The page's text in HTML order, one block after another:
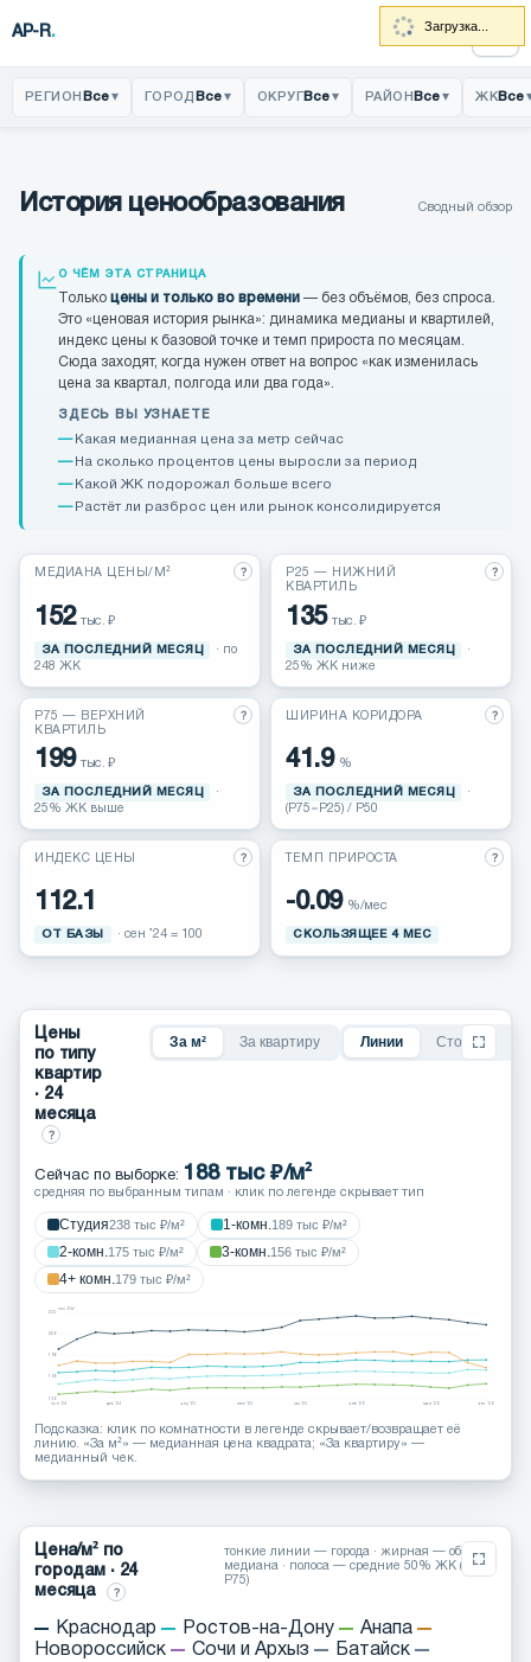
AP-R.
РЕГИОН Все ▾ ГОРОД Все ▾ ОКРУГ Все ▾ РАЙОН Все ▾ ЖК Все
Продажи
История цен
Фиктивные продажи
Темпы и остатки
Товарная матрица
Локация
Сравнение ЖК
История ценообразования Сводный обзор
О ЧЁМ ЭТА СТРАНИЦА
Только цены и только во времени — без объёмов, без спроса.
Это «ценовая история рынка»: динамика медианы и квартилей,
индекс цены к базовой точке и темп прироста по месяцам.
Сюда заходят, когда нужен ответ на вопрос «как изменилась
цена за квартал, полгода или два года».
ЗДЕСЬ ВЫ УЗНАЕТЕ
Какая медианная цена за метр сейчас
На сколько процентов цены выросли за период
Какой ЖК подорожал больше всего
Растёт ли разброс цен или рынок консолидируется
МЕДИАНА ЦЕНЫ/М² ?
152 тыс. ₽
ЗА ПОСЛЕДНИЙ МЕСЯЦ
· по
248 ЖК
P25 — НИЖНИЙ
КВАРТИЛЬ
?
135 тыс. ₽
ЗА ПОСЛЕДНИЙ МЕСЯЦ
·
25% ЖК ниже
P75 — ВЕРХНИЙ
КВАРТИЛЬ
?
199 тыс. ₽
ЗА ПОСЛЕДНИЙ МЕСЯЦ
·
25% ЖК выше
ШИРИНА КОРИДОРА ?
41.9 %
ЗА ПОСЛЕДНИЙ МЕСЯЦ
·
(P75−P25) / P50
ИНДЕКС ЦЕНЫ ?
112.1
ОТ БАЗЫ · сен ’24 = 100
ТЕМП ПРИРОСТА ?
-0.09 %/мес
СКОЛЬЗЯЩЕЕ 4 МЕС
Цены
по типу
квартир
· 24
месяца
?
За м² За квартиру Линии Столбцы
Сейчас по выборке: 188 тыс ₽/м²
средняя по выбранным типам · клик по легенде скрывает тип
Студия238 тыс ₽/м² 1-комн.189 тыс ₽/м²
2-комн.175 тыс ₽/м² 3-комн.156 тыс ₽/м²
4+ комн.179 тыс ₽/м²
136
226
255
сен ’24 дек ’24 апр ’25 июл ’25 окт ’25 янв ’26 май ’26 авг ’26
тыс. ₽/м²
Подсказка: клик по комнатности в легенде скрывает/возвращает её
линию. «За м²» — медианная цена квадрата; «За квартиру» —
медианный чек.
Цена/м² по
городам · 24
месяца
?
тонкие линии — города · жирная — общая
медиана · полоса — средние 50% ЖК (P25–
P75)
Краснодар Ростов-на-Дону
Анапа
Новороссийск
Сочи и Архыз
Батайск
Загрузка...